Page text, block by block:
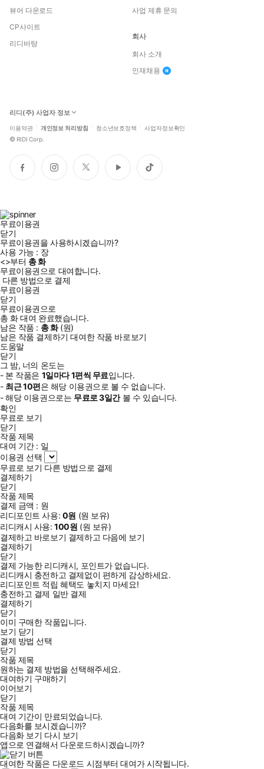
뷰어 다운로드
CP사이트
리디바탕
사업 제휴 문의
회사
회사 소개
인재채용
리디(주) 사업자 정보
이용약관 개인정보 처리방침 청소년보호정책 사업자정보확인
© RIDI Corp.
페
이
인
스
트
위
유
튜
틱
톡
무료이용권
닫기
무료이용권을 사용하시겠습니까?
사용 가능 : 장
<>부터 총화
무료이용권으로 대여합니다.
다른 방법으로 결제
무료이용권
닫기
무료이용권으로
총 화대여 완료했습니다.
남은 작품 : 총화(원)
남은 작품 결제하기 대여한 작품 바로보기
도움말
닫기
그 밤, 너의 온도는
- 본 작품은 1일마다1편씩 무료입니다.
- 최근10편은 해당 이용권으로 볼 수 없습니다.
- 해당 이용권으로는 무료로3일간볼 수 있습니다.
확인
무료로 보기
닫기
작품 제목
대여 기간 : 일
이용권 선택
무료로 보기 다른 방법으로 결제
결제하기
닫기
작품 제목
결제 금액 : 원
리디포인트 사용: 0원 (원 보유)
리디캐시 사용:100원 (원 보유)
결제하고 바로보기 결제하고 다음에 보기
결제하기
닫기
결제 가능한 리디캐시, 포인트가 없습니다.
리디캐시 충전하고 결제없이 편하게 감상하세요.
리디포인트 적립 혜택도 놓치지 마세요!
충전하고 결제 일반 결제
결제하기
닫기
이미 구매한 작품입니다.
보기 닫기
결제 방법 선택
닫기
작품 제목
원하는 결제 방법을 선택해주세요.
대여하기 구매하기
이어보기
닫기
작품 제목
대여 기간이 만료되었습니다.
다음화를 보시겠습니까?
다음화 보기 다시 보기
앱으로 연결해서 다운로드하시겠습니까?
대여한 작품은 다운로드 시점부터 대여가 시작됩니다.